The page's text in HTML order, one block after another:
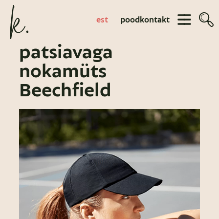
est poodkontakt
patsiavaga
nokamüts
Beechfield